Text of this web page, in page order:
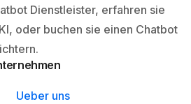
Dienstleister, erfahren sie
oder buchen sie einen Chatbot
Ueber uns